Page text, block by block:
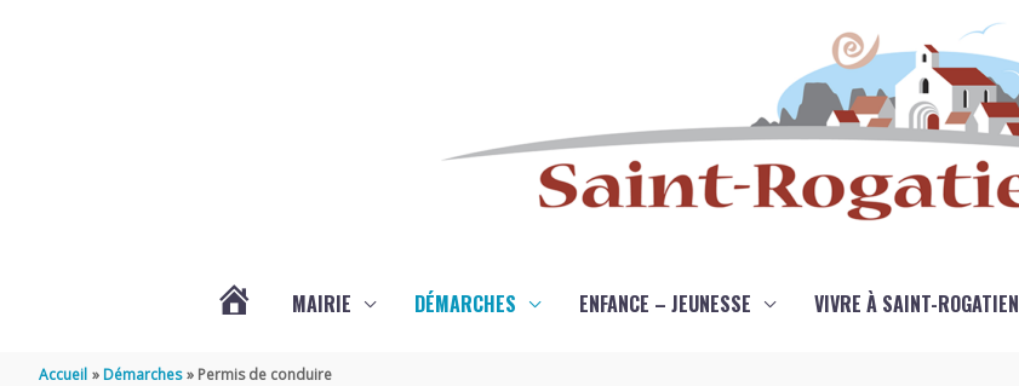
MAIRIE DÉMARCHES ENFANCE – JEUNESSE VIVRE À SAINT-ROGATIEN
Accueil Démarches Permis de conduire